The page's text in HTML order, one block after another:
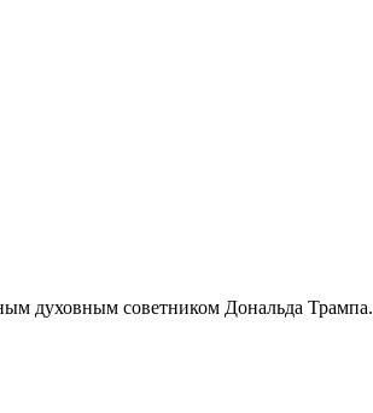
духовным советником Дональда Трампа.